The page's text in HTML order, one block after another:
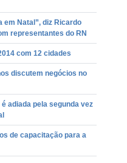
em Natal”, diz Ricardo
representantes do RN
com 12 cidades
discutem negócios no
adiada pela segunda vez
de capacitação para a